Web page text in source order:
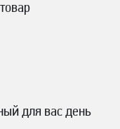
для вас день